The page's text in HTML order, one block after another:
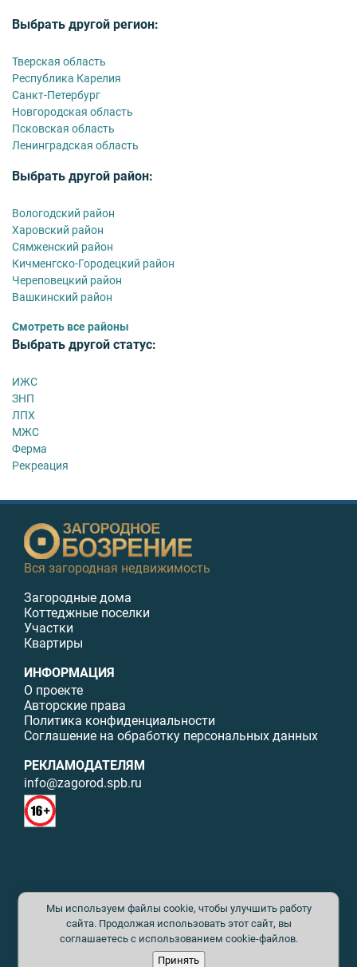
Выбрать другой регион:
Тверская область
Республика Карелия
Санкт-Петербург
Новгородская область
Псковская область
Ленинградская область
Выбрать другой район:
Вологодский район
Харовский район
Сямженский район
Кичменгско-Городецкий район
Череповецкий район
Вашкинский район
Смотреть все районы
Выбрать другой статус:
ИЖС
ЗНП
ЛПХ
МЖС
Ферма
Рекреация
Вся загородная недвижимость
Загородные дома
Коттеджные поселки
Участки
Квартиры
ИНФОРМАЦИЯ
О проекте
Авторские права
Политика конфиденциальности
Соглашение на обработку персональных данных
РЕКЛАМОДАТЕЛЯМ
info@zagorod.spb.ru
© ИП Малыщева Б.Л. Все права защищены. Перепечатка материалов
данного сайта возможна только с письменного разрешения. При
цитировании ссылка на www.zagorod.spb.ru обязательна. Редакция не
несет ответственности за содержание рекламных материалов. Все
рекламируемые товары и услуги имеют необходимые сертификаты и
лицензии. Перепечатка любых материалов без письменного согласия
Мы используем файлы cookie, чтобы улучшить работу
сайта. Продолжая использовать этот сайт, вы
соглашаетесь с использованием cookie-файлов.
Принять